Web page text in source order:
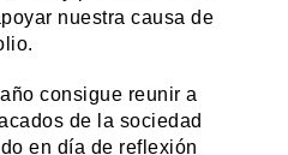
nuestra causa de
consigue reunir a
de la sociedad
en día de reflexión